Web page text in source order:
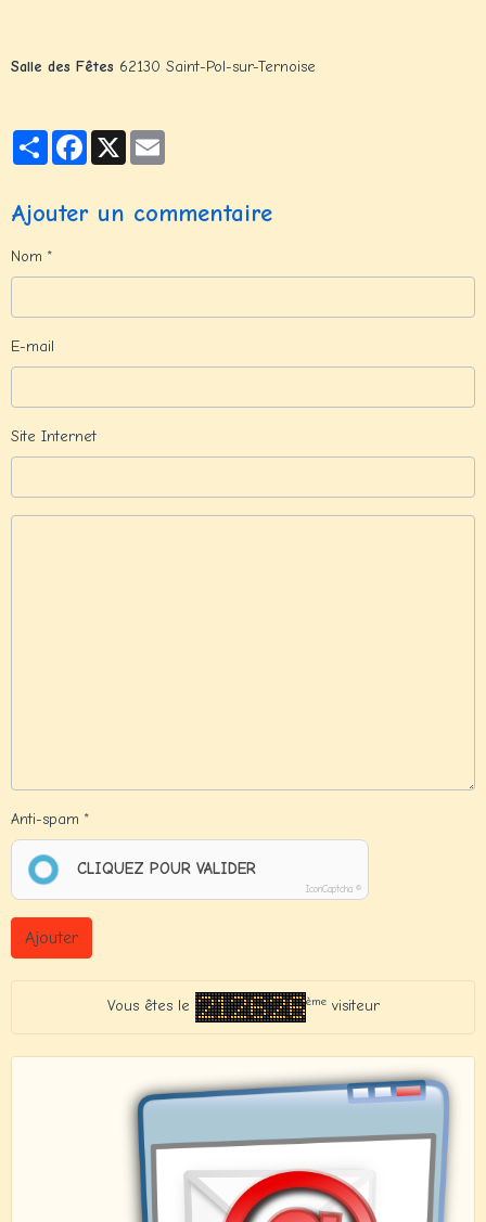
Salle des Fêtes 62130 Saint-Pol-sur-Ternoise
PartagerFacebook
X
Ajouter un commentaire
Nom
E-mail
Site Internet
Anti-spam
CLIQUEZ POUR VALIDER
IconCaptcha ©
Ajouter
Vous êtes le èmevisiteur